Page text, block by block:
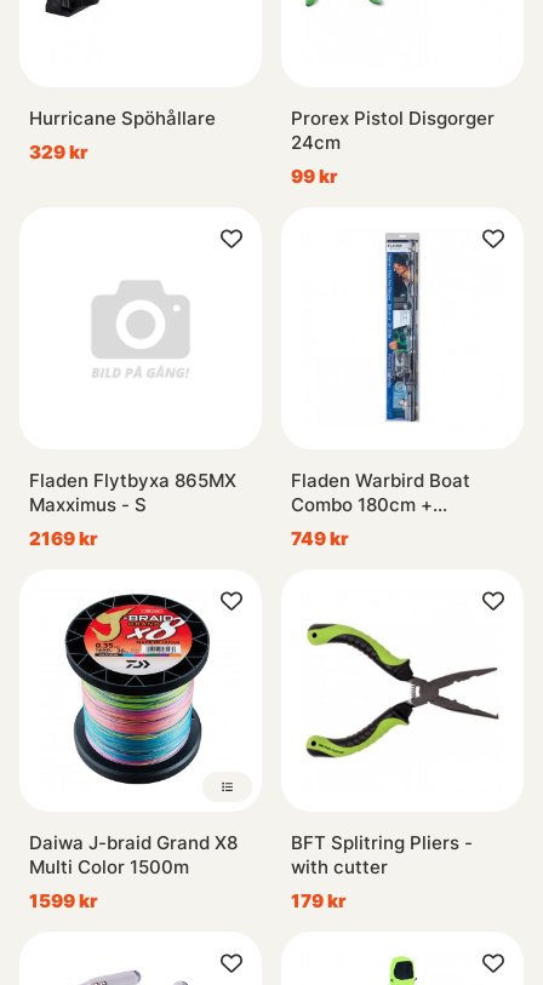
Hurricane Spöhållare
329 kr
Prorex Pistol Disgorger
24cm
99 kr
Fladen Flytbyxa 865MX
Maxximus - S
2169 kr
Fladen Warbird Boat
Combo 180cm +
Chieftain 30 w. Line
749 kr
Daiwa J-braid Grand X8
Multi Color 1500m
1599 kr
BFT Splitring Pliers -
with cutter
179 kr